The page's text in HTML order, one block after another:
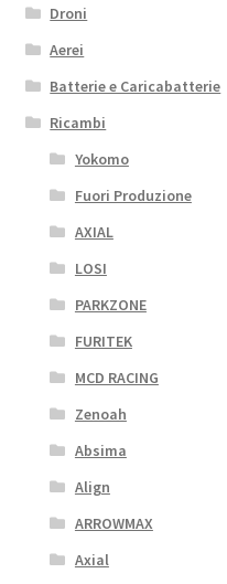
Droni
Aerei
Batterie e Caricabatterie
Ricambi
Yokomo
Fuori Produzione
AXIAL
LOSI
PARKZONE
FURITEK
MCD RACING
Zenoah
Absima
Align
ARROWMAX
Axial